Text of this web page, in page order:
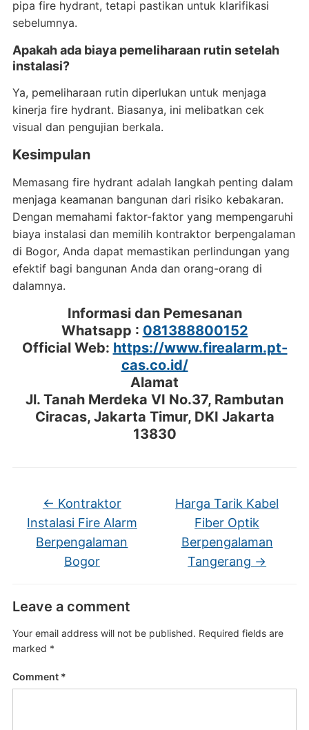
pipa fire hydrant, tetapi pastikan untuk klarifikasi
sebelumnya.
Apakah ada biaya pemeliharaan rutin setelah
instalasi?
Ya, pemeliharaan rutin diperlukan untuk menjaga
kinerja fire hydrant. Biasanya, ini melibatkan cek
visual dan pengujian berkala.
Kesimpulan
Memasang fire hydrant adalah langkah penting dalam
menjaga keamanan bangunan dari risiko kebakaran.
Dengan memahami faktor-faktor yang mempengaruhi
biaya instalasi dan memilih kontraktor berpengalaman
di Bogor, Anda dapat memastikan perlindungan yang
efektif bagi bangunan Anda dan orang-orang di
dalamnya.
Informasi dan Pemesanan
Whatsapp : 081388800152
Official Web: https://www.firealarm.pt-
cas.co.id/
Alamat
Jl. Tanah Merdeka VI No.37, Rambutan
Ciracas, Jakarta Timur, DKI Jakarta
13830
← Kontraktor
Instalasi Fire Alarm
Berpengalaman
Bogor
Harga Tarik Kabel
Fiber Optik
Berpengalaman
Tangerang →
Leave a comment
Your email address will not be published. Required fields are
marked *
Comment *